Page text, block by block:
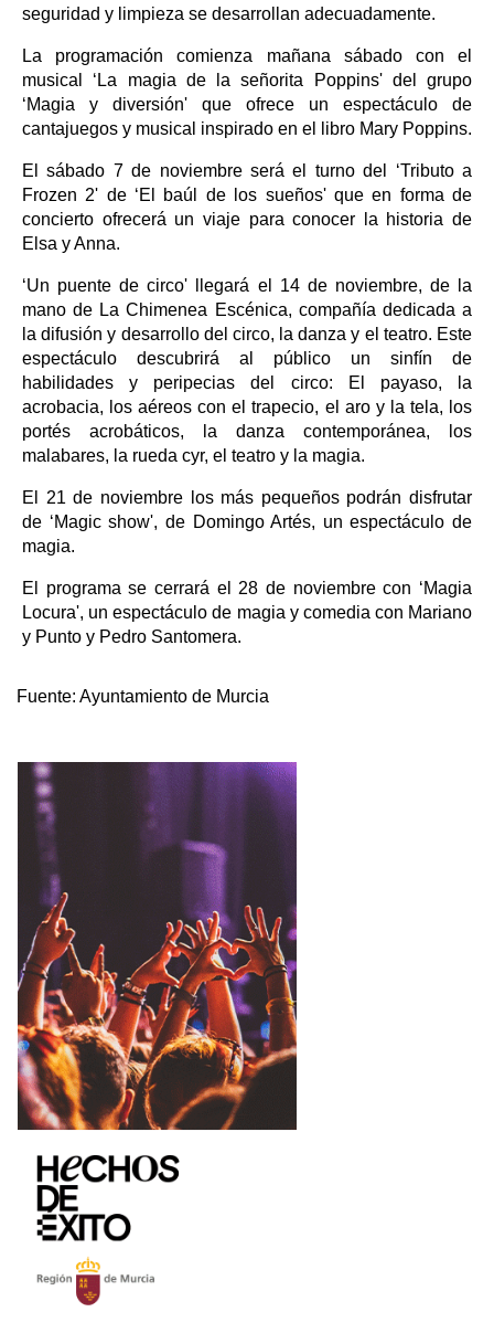
seguridad y limpieza se desarrollan adecuadamente.
La programación comienza mañana sábado con el
musical ‘La magia de la señorita Poppins' del grupo
‘Magia y diversión' que ofrece un espectáculo de
cantajuegos y musical inspirado en el libro Mary Poppins.
El sábado 7 de noviembre será el turno del ‘Tributo a
Frozen 2' de ‘El baúl de los sueños' que en forma de
concierto ofrecerá un viaje para conocer la historia de
Elsa y Anna.
‘Un puente de circo' llegará el 14 de noviembre, de la
mano de La Chimenea Escénica, compañía dedicada a
la difusión y desarrollo del circo, la danza y el teatro. Este
espectáculo descubrirá al público un sinfín de
habilidades y peripecias del circo: El payaso, la
acrobacia, los aéreos con el trapecio, el aro y la tela, los
portés acrobáticos, la danza contemporánea, los
malabares, la rueda cyr, el teatro y la magia.
El 21 de noviembre los más pequeños podrán disfrutar
de ‘Magic show', de Domingo Artés, un espectáculo de
magia.
El programa se cerrará el 28 de noviembre con ‘Magia
Locura', un espectáculo de magia y comedia con Mariano
y Punto y Pedro Santomera.
Fuente: Ayuntamiento de Murcia